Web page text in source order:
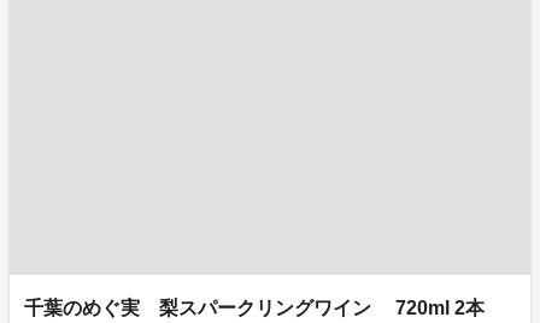
千葉のめぐ実 梨スパークリングワイン 720ml 2本